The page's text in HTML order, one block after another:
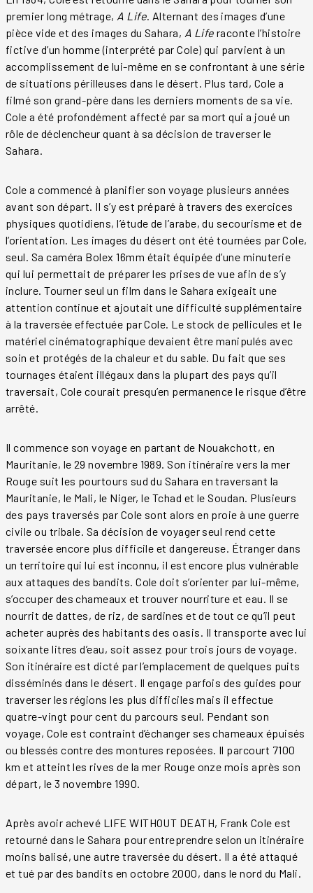
premier long métrage, A Life . Alternant des images d’une
pièce vide et des images du Sahara, A Life raconte l’histoire
fictive d’un homme (interprété par Cole) qui parvient à un
accomplissement de lui-même en se confrontant à une série
de situations périlleuses dans le désert. Plus tard, Cole a
filmé son grand-père dans les derniers moments de sa vie.
Cole a été profondément affecté par sa mort qui a joué un
rôle de déclencheur quant à sa décision de traverser le
Sahara.
Cole a commencé à planifier son voyage plusieurs années
avant son départ. Il s’y est préparé à travers des exercices
physiques quotidiens, l’étude de l’arabe, du secourisme et de
l’orientation. Les images du désert ont été tournées par Cole,
seul. Sa caméra Bolex 16mm était équipée d’une minuterie
qui lui permettait de préparer les prises de vue afin de s’y
inclure. Tourner seul un film dans le Sahara exigeait une
attention continue et ajoutait une difficulté supplémentaire
à la traversée effectuée par Cole. Le stock de pellicules et le
matériel cinématographique devaient être manipulés avec
soin et protégés de la chaleur et du sable. Du fait que ses
tournages étaient illégaux dans la plupart des pays qu’il
traversait, Cole courait presqu’en permanence le risque d’être
arrêté.
Il commence son voyage en partant de Nouakchott, en
Mauritanie, le 29 novembre 1989. Son itinéraire vers la mer
Rouge suit les pourtours sud du Sahara en traversant la
Mauritanie, le Mali, le Niger, le Tchad et le Soudan. Plusieurs
des pays traversés par Cole sont alors en proie à une guerre
civile ou tribale. Sa décision de voyager seul rend cette
traversée encore plus difficile et dangereuse. Étranger dans
un territoire qui lui est inconnu, il est encore plus vulnérable
aux attaques des bandits. Cole doit s’orienter par lui-même,
s’occuper des chameaux et trouver nourriture et eau. Il se
nourrit de dattes, de riz, de sardines et de tout ce qu’il peut
acheter auprès des habitants des oasis. Il transporte avec lui
soixante litres d’eau, soit assez pour trois jours de voyage.
Son itinéraire est dicté par l’emplacement de quelques puits
disséminés dans le désert. Il engage parfois des guides pour
traverser les régions les plus difficiles mais il effectue
quatre-vingt pour cent du parcours seul. Pendant son
voyage, Cole est contraint d’échanger ses chameaux épuisés
ou blessés contre des montures reposées. Il parcourt 7100
km et atteint les rives de la mer Rouge onze mois après son
départ, le 3 novembre 1990.
Après avoir achevé LIFE WITHOUT DEATH, Frank Cole est
retourné dans le Sahara pour entreprendre selon un itinéraire
moins balisé, une autre traversée du désert. Il a été attaqué
et tué par des bandits en octobre 2000, dans le nord du Mali.